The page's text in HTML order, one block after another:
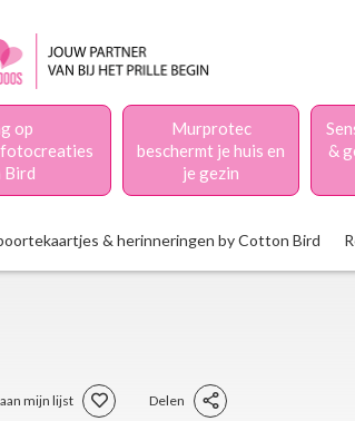
op
Bird
Murprotec
beschermt je huis en
je gezin
&
& herinneringen by Cotton Bird
mijn lijst Delen